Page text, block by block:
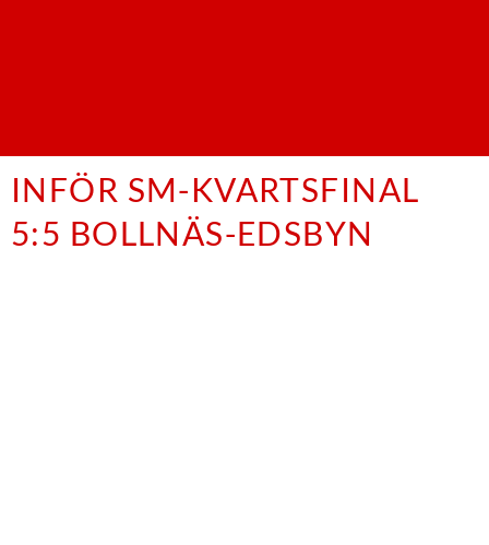
INFÖR SM-KVARTSFINAL
5:5 BOLLNÄS-EDSBYN